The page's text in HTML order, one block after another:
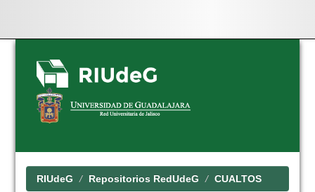
Skip
navigation
RIUdeG Repositorios RedUdeG CUALTOS